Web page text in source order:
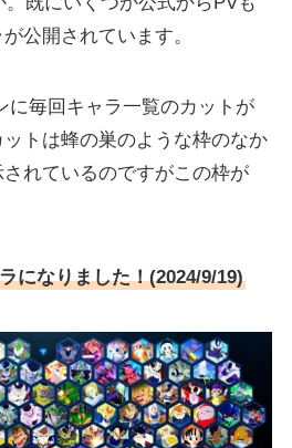
公開されています。
に毎回キャラ一覧のカットが
トは蜂の巣のような枠のなか
れているのですがこの枠が
になりました！(2024/9/19)